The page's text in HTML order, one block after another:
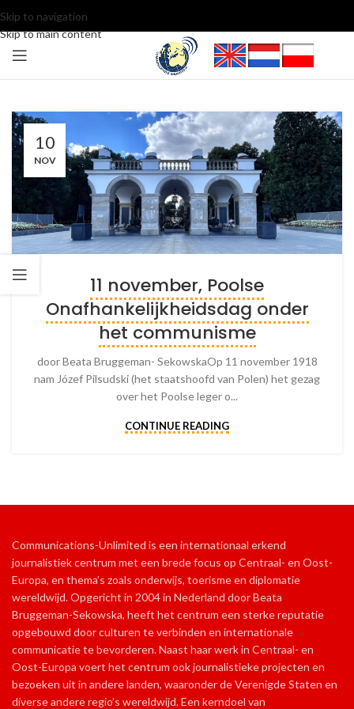
Skip to navigation
Skip to main content
10
NOV
11 november, Poolse
Onafhankelijkheidsdag onder
het communisme
door Beata Bruggeman- SekowskaOp 11 november 1918
nam Józef Pilsudski (het staatshoofd van Polen) het gezag
over het Poolse leger o...
CONTINUE READING
Communications-Unlimited is een internationaal erkend
journalistiek centrum met een brede focus op Centraal- en Oost-
Europa, en thema’s zoals onderwijs, toerisme en diplomatie
wereldwijd. Opgericht in 2004 in Nederland door Beata
Bruggeman-Sekowska, heeft het centrum een sterke reputatie
opgebouwd door culturen te verbinden en internationale
communicatie te bevorderen. Naast haar werk in Centraal- en
Oost-Europa voert het centrum ook journalistieke projecten en
bezoeken uit in andere landen, waaronder de Verenigde Staten en
diverse andere regio’s wereldwijd. Een kerndoel van